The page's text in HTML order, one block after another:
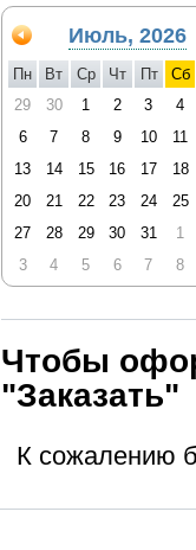
! При бронировании тура
предоставляются
окна.
Июль, 2026
Пн Вт Ср Чт Пт
Сб
29
30 1 2 3
4
6
7 8 9 10
11
13
14 15 16 17
18
20
21 22 23 24
25
27
28 29 30 31
1
3
4 5 6 7 8
Чтобы
"Заказать"
К сожалению